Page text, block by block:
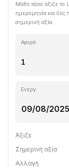
Μάθε πόσο άξιζε το
ημερομηνία και δες
σημερινή αξία.
Αγορά
Ενεργ.
Άξιζε
Σημερινή αξία
Αλλαγή